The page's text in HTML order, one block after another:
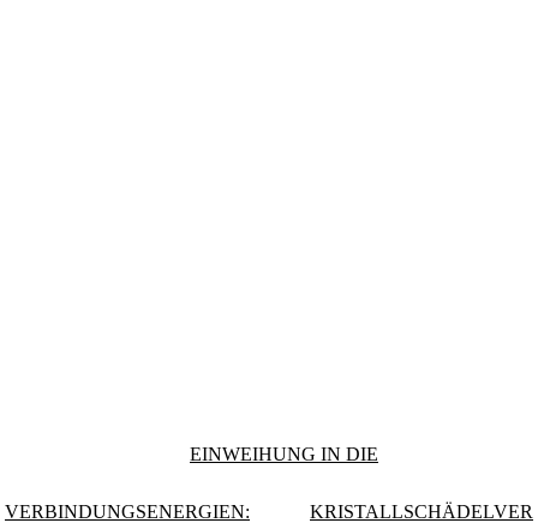
EINWEIHUNG IN DIE
VERBINDUNGSENERGIEN: KRISTALLSCHÄDELVER